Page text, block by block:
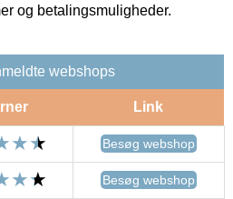
og betalingsmuligheder.
webshops
Link
Besøg webshop
Besøg webshop